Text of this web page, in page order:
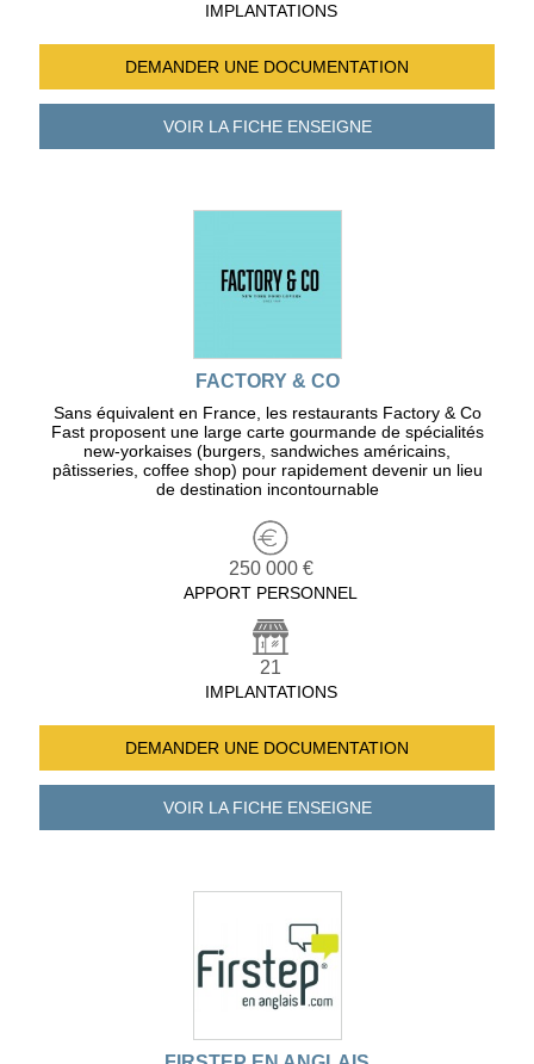
IMPLANTATIONS
DEMANDER UNE DOCUMENTATION
VOIR LA FICHEENSEIGNE
FACTORY & CO
Sans équivalent en France, les restaurants Factory & Co
Fast proposent une large carte gourmande de spécialités
new-yorkaises (burgers, sandwiches américains,
pâtisseries, coffee shop) pour rapidement devenir un lieu
de destination incontournable
250 000 €
APPORT PERSONNEL
21
IMPLANTATIONS
DEMANDER UNE DOCUMENTATION
VOIR LA FICHEENSEIGNE